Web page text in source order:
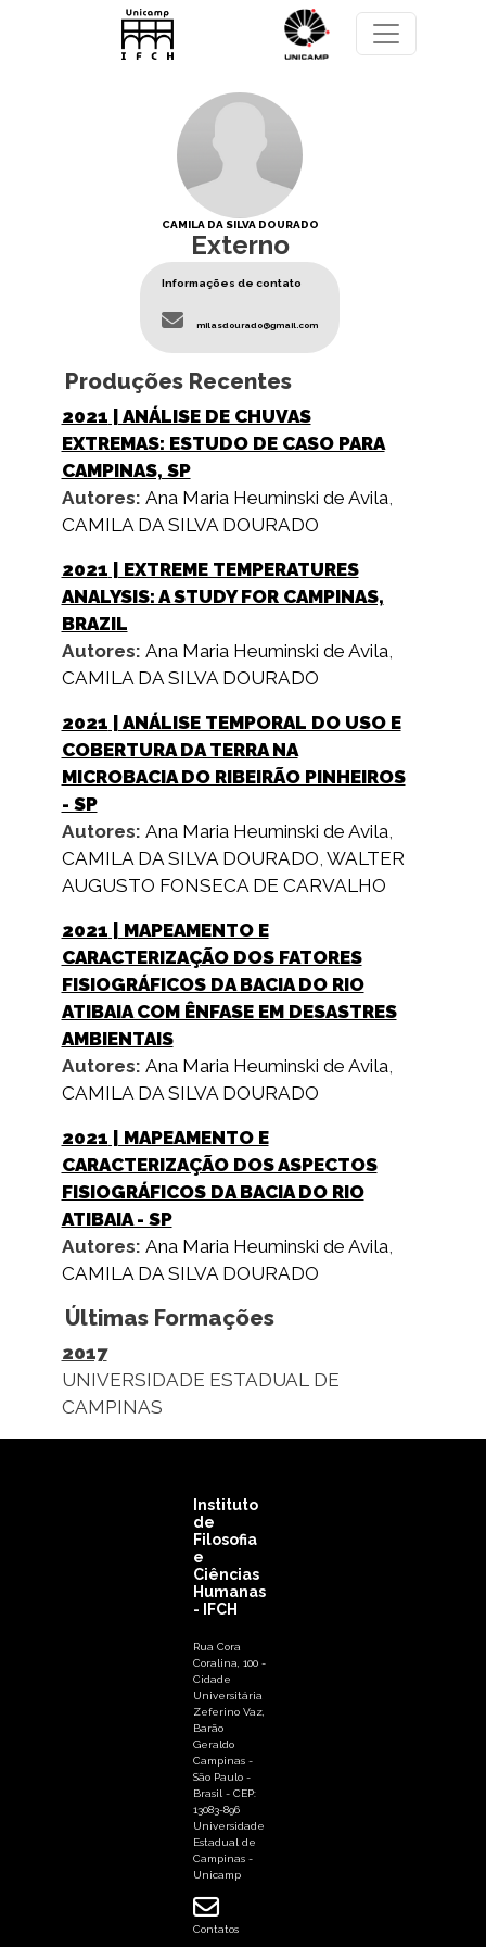
Pular para o conteúdo principal
CAMILA DA SILVA DOURADO
Externo
Informações de contato
milasdourado@gmail.com
Produções Recentes
2021 | ANÁLISE DE CHUVAS
EXTREMAS: ESTUDO DE CASO PARA
CAMPINAS, SP
Autores: Ana Maria Heuminski de Avila,
CAMILA DA SILVA DOURADO
2021 | EXTREME TEMPERATURES
ANALYSIS: A STUDY FOR CAMPINAS,
BRAZIL
Autores: Ana Maria Heuminski de Avila,
CAMILA DA SILVA DOURADO
2021 | ANÁLISE TEMPORAL DO USO E
COBERTURA DA TERRA NA
MICROBACIA DO RIBEIRÃO PINHEIROS
- SP
Autores: Ana Maria Heuminski de Avila,
CAMILA DA SILVA DOURADO WALTER
AUGUSTO FONSECA DE CARVALHO
2021 | MAPEAMENTO E
CARACTERIZAÇÃO DOS FATORES
FISIOGRÁFICOS DA BACIA DO RIO
ATIBAIA COM ÊNFASE EM DESASTRES
AMBIENTAIS
Autores: Ana Maria Heuminski de Avila,
CAMILA DA SILVA DOURADO
2021 | MAPEAMENTO E
CARACTERIZAÇÃO DOS ASPECTOS
FISIOGRÁFICOS DA BACIA DO RIO
ATIBAIA - SP
Autores: Ana Maria Heuminski de Avila,
CAMILA DA SILVA DOURADO
Últimas Formações
2017
UNIVERSIDADE ESTADUAL DE
CAMPINAS
Instituto
de
Filosofia
e
Ciências
Humanas
- IFCH
Rua Cora
Coralina, 100 -
Cidade
Universitária
Zeferino Vaz,
Barão
Geraldo
Campinas -
São Paulo -
Brasil - CEP:
13083-896
Universidade
Estadual de
Campinas -
Unicamp
Contatos